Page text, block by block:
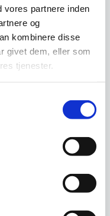
vores partnere inden
og
kombinere disse
givet dem, eller som
tjenester.
DKK
SPAR 18%
med 2 beslag
1400x300x(H)250Fremstillet